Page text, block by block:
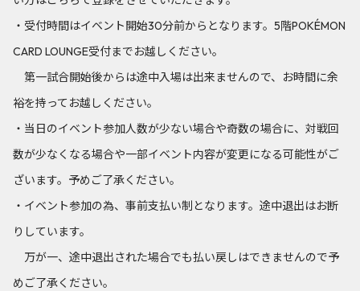
・受付時間はイベント開始30分前からとなります。5階POKÉMON
CARD LOUNGE受付までお越しください。
第一試合開始後からは途中入場は出来ませんので、お時間に余
裕を持ってお越しください。
・当日のイベント参加人数が少ない場合や奇数の場合に、対戦回
数が少なくなる場合や一部イベント内容が変更になる可能性がご
ざいます。予めご了承ください。
・イベント参加の為、事前支払い制となります。途中退出はお断
りしています。
万が一、途中退出された場合でも払い戻しはできませんので予
めご了承ください。